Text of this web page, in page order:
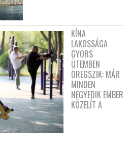
KÍNA
LAKOSSÁGA
GYORS
ÜTEMBEN
ÖREGSZIK: MÁR
MINDEN
NEGYEDIK EMBER
KÖZELÍT A